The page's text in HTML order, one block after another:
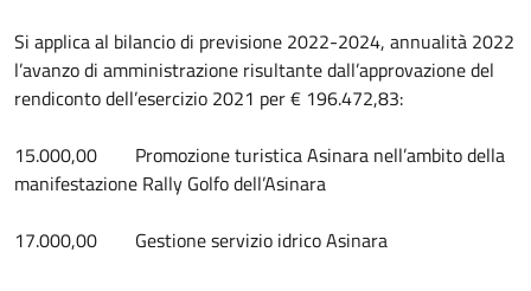
Si applica al bilancio di previsione 2022-2024, annualità 2022
l’avanzo di amministrazione risultante dall’approvazione del
rendiconto dell’esercizio 2021 per € 196.472,83:
15.000,00 Promozione turistica Asinara nell’ambito della
manifestazione Rally Golfo dell’Asinara
17.000,00 Gestione servizio idrico Asinara